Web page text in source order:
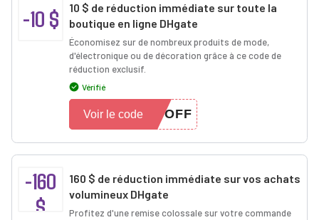
-10 $
10 $ de réduction immédiate sur toute la
boutique en ligne DHgate
Économisez sur de nombreux produits de mode,
d'électronique ou de décoration grâce à ce code de
réduction exclusif.
Vérifié
0OFF
Voir le code
-160
$
160 $ de réduction immédiate sur vos achats
volumineux DHgate
Profitez d'une remise colossale sur votre commande